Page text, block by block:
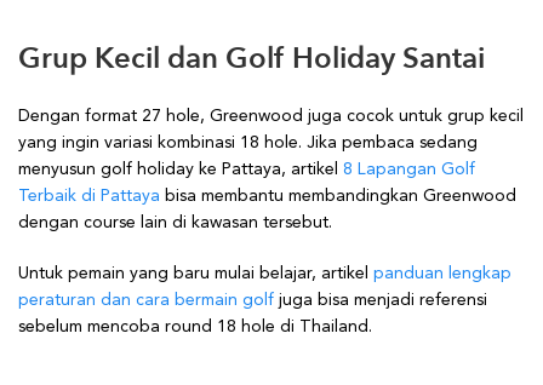
Grup Kecil dan Golf Holiday Santai
Dengan format 27 hole, Greenwood juga cocok untuk grup kecil
yang ingin variasi kombinasi 18 hole. Jika pembaca sedang
menyusun golf holiday ke Pattaya, artikel 8 Lapangan Golf
Terbaik di Pattaya bisa membantu membandingkan Greenwood
dengan course lain di kawasan tersebut.
Untuk pemain yang baru mulai belajar, artikel panduan lengkap
peraturan dan cara bermain golf juga bisa menjadi referensi
sebelum mencoba round 18 hole di Thailand.